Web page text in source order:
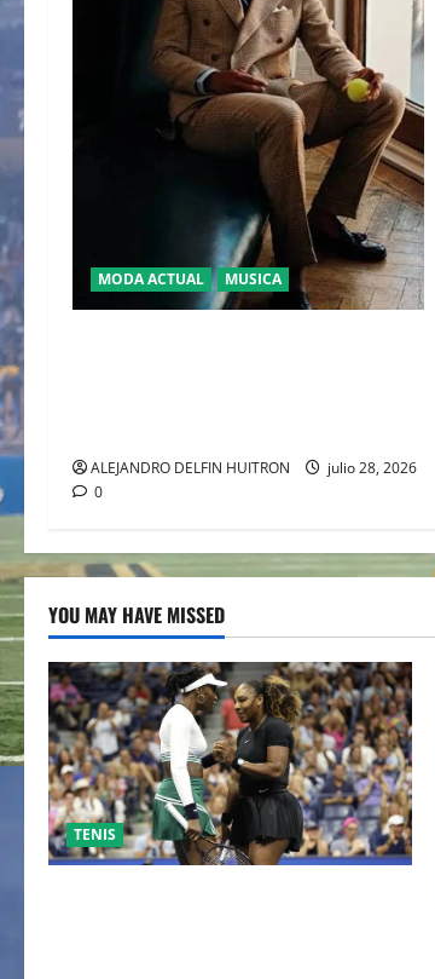
MODA ACTUAL MUSICA
ALEJANDRO DELFIN HUITRON
julio 28, 2026
0
YOU MAY HAVE MISSED
TENIS